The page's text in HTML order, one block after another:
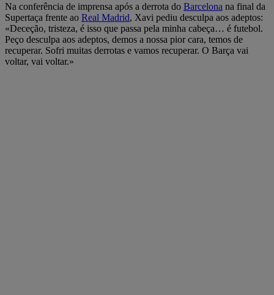
Na conferência de imprensa após a derrota do Barcelona na final da
Supertaça frente ao Real Madrid, Xavi pediu desculpa aos adeptos:
«Deceção, tristeza, é isso que passa pela minha cabeça… é futebol.
Peço desculpa aos adeptos, demos a nossa pior cara, temos de
recuperar. Sofri muitas derrotas e vamos recuperar. O Barça vai
voltar, vai voltar.»